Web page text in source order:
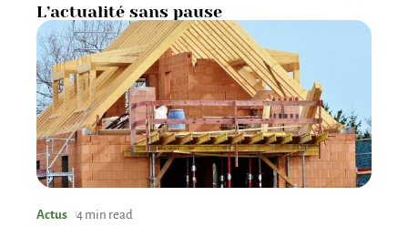
L’actualité sans pause
Actus 4 min read